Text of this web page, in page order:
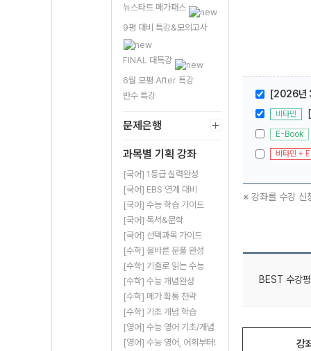
뉴스타트 메가패스
9평 대비 특강&모의고사
FINAL 대특강
6월 모평 After 특강
반수 특강
문제은행
과목별 기획 강좌
[국어] 1등급 실력완성
[국어] EBS 연계 대비
[국어] 수능 학습 가이드
[국어] 독서&문학
[국어] 선택과목 가이드
[수학] 올바른 문풀 완성
[수학] 기출로 읽는 수능
[수학] 수능 개념완성
[수학] 메가 확통 전략
[수학] 기초 개념 학습
[영어] 수능 영어 기초/개념
[영어] 수능 영어, 어휘부터!
[2026년
비타민
E-Book
비타민 +
※ 강좌를 수강 신
BEST 수강평
강